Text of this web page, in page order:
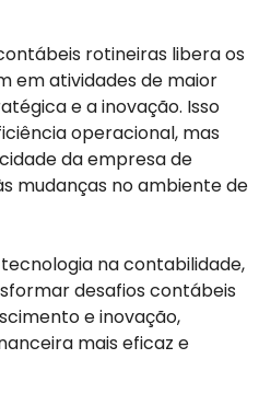
rotineiras libera os
em atividades de maior
e a inovação. Isso
operacional, mas
da empresa de
mudanças no ambiente de
na contabilidade,
desafios contábeis
e inovação,
mais eficaz e